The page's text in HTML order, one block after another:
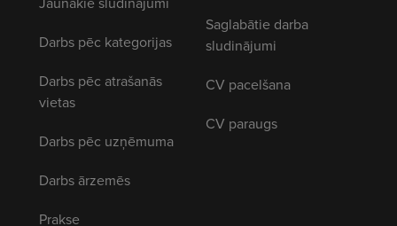
Darbs pēc kategorijas
Darbs pēc atrašanās
vietas
Darbs pēc uzņēmuma
Darbs ārzemēs
Prakse
Saglabātie darba
sludinājumi
CV pacelšana
CV paraugs